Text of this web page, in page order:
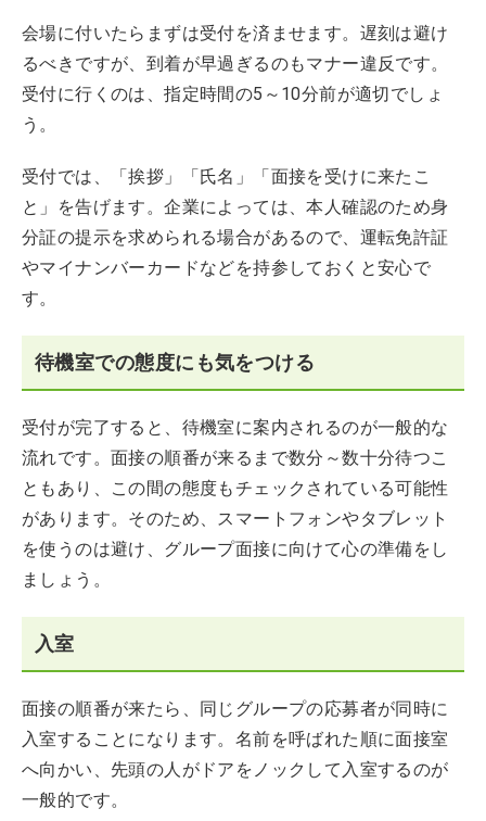
会場に付いたらまずは受付を済ませます。遅刻は避け
るべきですが、到着が早過ぎるのもマナー違反です。
受付に行くのは、指定時間の5～10分前が適切でしょ
う。
受付では、「挨拶」「氏名」「面接を受けに来たこ
と」を告げます。企業によっては、本人確認のため身
分証の提示を求められる場合があるので、運転免許証
やマイナンバーカードなどを持参しておくと安心で
す。
待機室での態度にも気をつける
受付が完了すると、待機室に案内されるのが一般的な
流れです。面接の順番が来るまで数分～数十分待つこ
ともあり、この間の態度もチェックされている可能性
があります。そのため、スマートフォンやタブレット
を使うのは避け、グループ面接に向けて心の準備をし
ましょう。
入室
面接の順番が来たら、同じグループの応募者が同時に
入室することになります。名前を呼ばれた順に面接室
へ向かい、先頭の人がドアをノックして入室するのが
一般的です。